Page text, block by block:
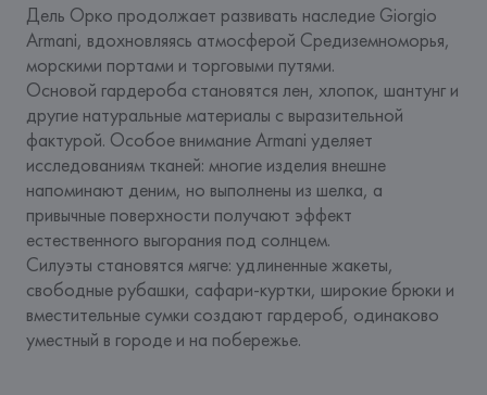
Дель Орко продолжает развивать наследие Giorgio
Armani, вдохновляясь атмосферой Средиземноморья,
морскими портами и торговыми путями.
Основой гардероба становятся лен, хлопок, шантунг и
другие натуральные материалы с выразительной
фактурой. Особое внимание Armani уделяет
исследованиям тканей: многие изделия внешне
напоминают деним, но выполнены из шелка, а
привычные поверхности получают эффект
естественного выгорания под солнцем.
Силуэты становятся мягче: удлиненные жакеты,
свободные рубашки, сафари-куртки, широкие брюки и
вместительные сумки создают гардероб, одинаково
уместный в городе и на побережье.